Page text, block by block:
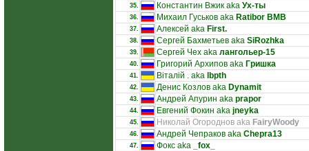
35. Константин Вжик aka Ух-ты
36. Михаил Гуськов aka Ratibor BMB
37. Алексей aka First.
38. Сергей Бахметьев aka SiRozhka
39. Сергей Чех aka лангольер-15
40. Григорий Архипов aka Гришка
41. Віталій . aka lbpth
42. Денис Козлов aka Dynamit
43. Андрей Апурин aka prapor
44. Евгений Фокин aka jneyka
45. Николай Огороднов aka FairyWoody
46. Андрей Чепраков aka Chepra13
47. Фокс aka _fox_